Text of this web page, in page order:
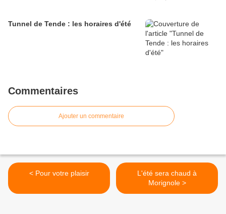
Tunnel de Tende : les horaires d'été
Commentaires
Ajouter un commentaire
< Pour votre plaisir
L'été sera chaud à
Morignole >